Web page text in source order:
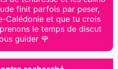
finit parfois par peser,
Calédonie et que tu crois
le temps de discut
guider 🌹